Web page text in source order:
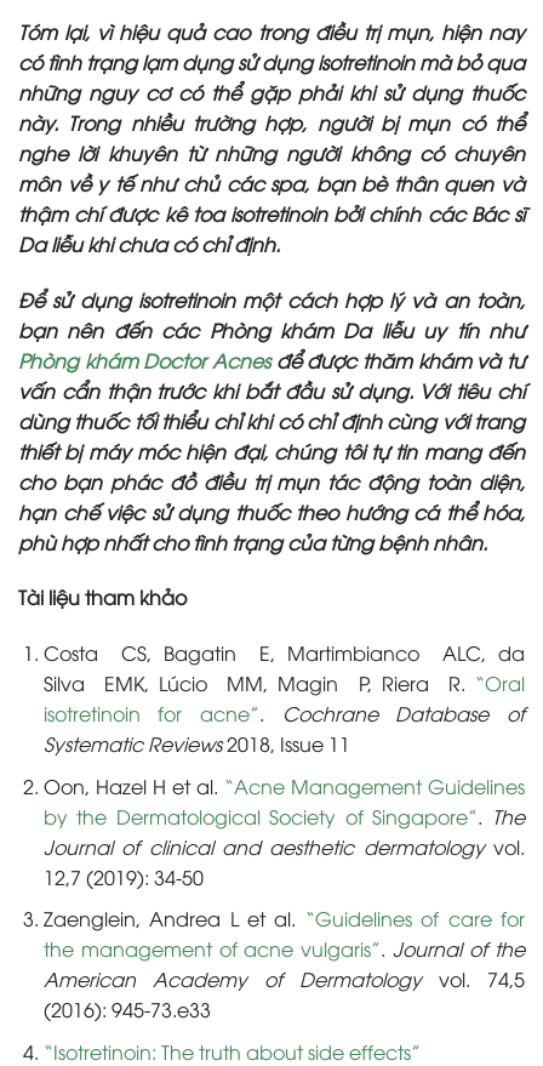
Tóm lại, vì hiệu quả cao trong điều trị mụn, hiện nay
có tình trạng lạm dụng sử dụng isotretinoin mà bỏ qua
những nguy cơ có thể gặp phải khi sử dụng thuốc
này. Trong nhiều trường hợp, người bị mụn có thể
nghe lời khuyên từ những người không có chuyên
môn về y tế như chủ các spa, bạn bè thân quen và
thậm chí được kê toa isotretinoin bởi chính các Bác sĩ
Da liễu khi chưa có chỉ định.
Để sử dụng isotretinoin một cách hợp lý và an toàn,
bạn nên đến các Phòng khám Da liễu uy tín như
Phòng khám Doctor Acnesđể được thăm khám và tư
vấn cẩn thận trước khi bắt đầu sử dụng. Với tiêu chí
dùng thuốc tối thiểu chỉ khi có chỉ định cùng với trang
thiết bị máy móc hiện đại, chúng tôi tự tin mang đến
cho bạn phác đồ điều trị mụn tác động toàn diện,
hạn chế việc sử dụng thuốc theo hướng cá thể hóa,
phù hợp nhất cho tình trạng của từng bệnh nhân.
Tài liệu tham khảo
Costa CS, Bagatin E, Martimbianco ALC, da
Silva EMK, Lúcio MM, Magin P, Riera R. “Oral
isotretinoin for acne”.
Cochrane Database of
Systematic Reviews2018, Issue 11
Oon, Hazel H et al. “Acne Management Guidelines
by the Dermatological Society of Singapore”. The
Journal of clinical and aesthetic dermatologyvol.
12,7 (2019): 34-50
Zaenglein, Andrea L et al. “Guidelines of care for
the management of acne vulgaris”.Journal of the
American Academy of Dermatologyvol. 74,5
(2016): 945-73.e33
“Isotretinoin: The truth about side effects”